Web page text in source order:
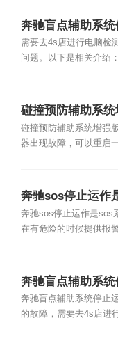
奔驰盲点辅助系
复？
需要去4s店进行电脑检
问题。以下是相关介绍
碰撞预防辅助系
什么原因？
碰撞预防辅助系统增强
器出现故障，可以重启
奔驰sos停止运作
奔驰sos停止运作是sos
在有危险的时候提供报警
奔驰盲点辅助系
事？
奔驰盲点辅助系统停止
的故障，需要去4s店进